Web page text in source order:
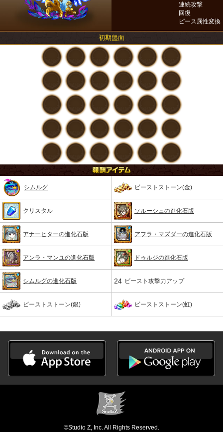
連続攻撃
回復
ピース属性変換
初期盤面
シムルグ ビーストストーン(金)
クリスタル ソルーシュの進化石版
アナーヒターの進化石版 アフラ・マズダーの進化石版
アンラ・マンユの進化石版 ドゥルジの進化石版
シムルグの進化石版 24 ビースト攻撃力アップ
ビーストストーン(銀) ビーストストーン(虹)
©Studio Z, Inc. All Rights Reserved.